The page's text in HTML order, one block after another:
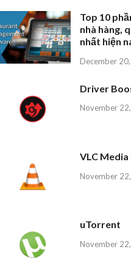
Top 10
nhà hàng,
nhất hiện
December
Driver
November
VLC
November
uTorrent
November